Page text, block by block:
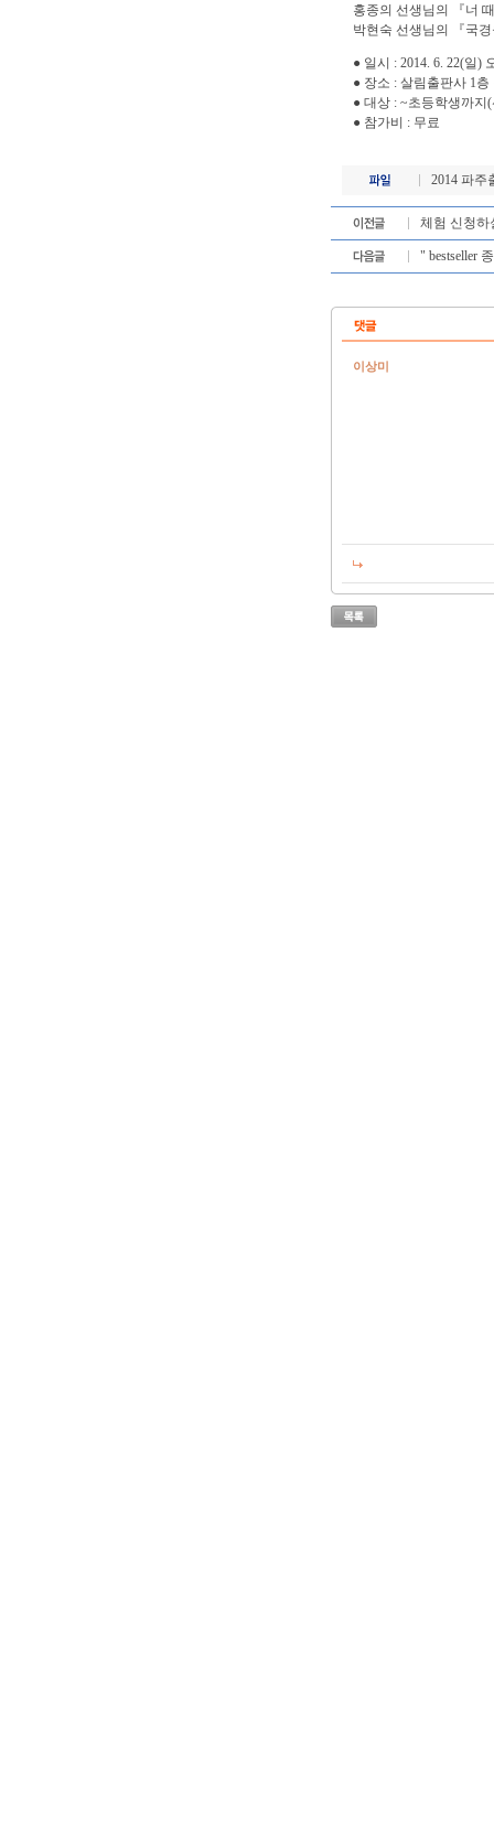
홍종의 선생님의 『너
박현숙 선생님의 『국
● 일시 : 2014. 6. 22(일)
● 장소 : 살림출판사 1층
● 대상 : ~초등학생까지
● 참가비 : 무료
2014 파주
체험 신청하
" bestseller
이상미